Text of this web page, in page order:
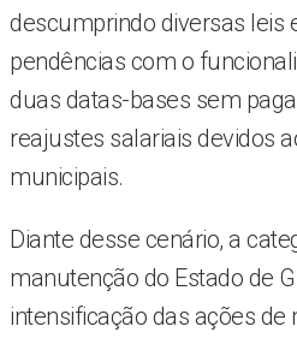
descumprindo diversas leis
pendências com o
duas datas-bases sem
reajustes salariais devidos
municipais.
Diante desse cenário, a
manutenção do Estado de
intensificação das ações de